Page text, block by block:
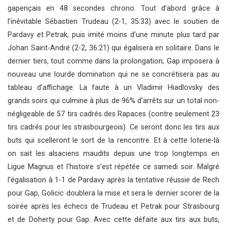
gapençais en 48 secondes chrono. Tout d’abord grâce à
l’inévitable Sébastien Trudeau (2-1, 35:33) avec le soutien de
Pardavy et Petrak, puis imité moins d’une minute plus tard par
Johan Saint-André (2-2, 36:21) qui égalisera en solitaire. Dans le
dernier tiers, tout comme dans la prolongation, Gap imposera à
nouveau une lourde domination qui ne se concrétisera pas au
tableau d’affichage. La faute à un Vladimir Hiadlovsky des
grands soirs qui culmine à plus de 96% d’arrêts sur un total non-
négligeable de 57 tirs cadrés des Rapaces (contre seulement 23
tirs cadrés pour les strasbourgeois). Ce seront donc les tirs aux
buts qui scelleront le sort de la rencontre. Et à cette loterie-là
on sait les alsaciens maudits depuis une trop longtemps en
Ligue Magnus et l’histoire s’est répétée ce samedi soir. Malgré
l’égalisation à 1-1 de Pardavy après la tentative réussie de Rech
pour Gap, Golicic doublera la mise et sera le dernier scorer de la
soirée après les échecs de Trudeau et Petrak pour Strasbourg
et de Doherty pour Gap. Avec cette défaite aux tirs aux buts,